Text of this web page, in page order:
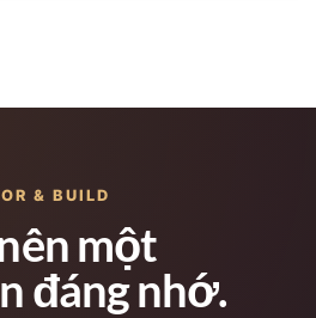
& BUILD
một
đáng nhớ.